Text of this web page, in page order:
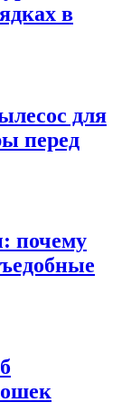
в
для
перед
почему